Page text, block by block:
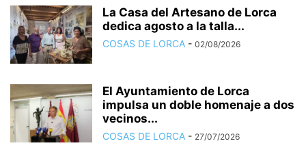
La Casa del Artesano de Lorca
dedica agosto a la talla...
COSAS DE LORCA - 02/08/2026
El Ayuntamiento de Lorca
impulsa un doble homenaje a dos
vecinos...
COSAS DE LORCA - 27/07/2026